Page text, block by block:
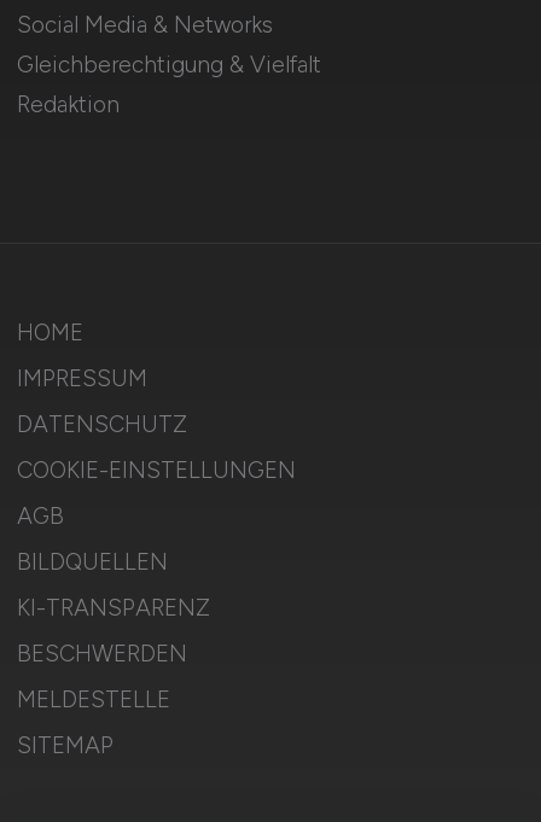
Social Media & Networks
Gleichberechtigung & Vielfalt
Redaktion
HOME
IMPRESSUM
DATENSCHUTZ
COOKIE-EINSTELLUNGEN
AGB
BILDQUELLEN
KI-TRANSPARENZ
BESCHWERDEN
MELDESTELLE
SITEMAP